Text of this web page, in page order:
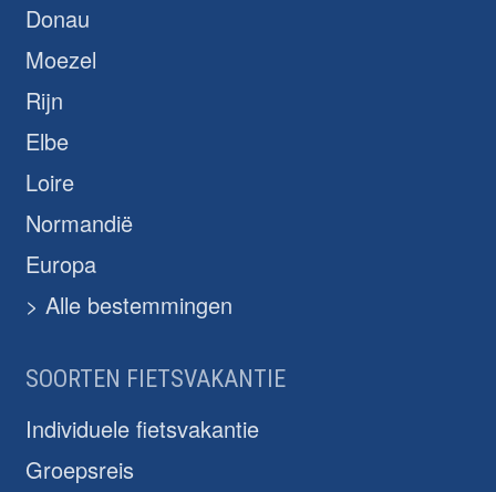
Donau
Moezel
Rijn
Elbe
Loire
Normandië
Europa
> Alle bestemmingen
SOORTEN FIETSVAKANTIE
Individuele fietsvakantie
Groepsreis